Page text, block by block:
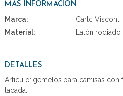
MÁS INFORMACIÓN
Marca:
Carlo Visconti
Material:
Latón rodiado
DETALLES
Articulo: gemelos para camisas
lacada.